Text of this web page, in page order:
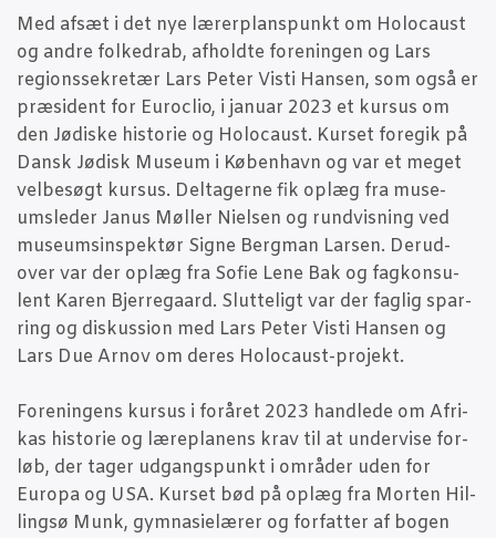
Med afsæt i det nye lærer­plans­punkt om Holo­caust
og andre fol­ked­rab, afhold­te for­e­nin­gen og Lars
regions­se­kre­tær Lars Peter Visti Han­sen, som også er
præ­si­dent for Euro­clio, i janu­ar 2023 et kur­sus om
den Jødi­ske histo­rie og Holo­caust. Kur­set fore­gik på
Dansk Jødisk Muse­um i Køben­havn og var et meget
vel­be­søgt kur­sus. Del­ta­ger­ne fik oplæg fra muse­
ums­le­der Janus Møl­ler Niel­sen og rund­vis­ning ved
muse­ums­in­spek­tør Sig­ne Berg­man Lar­sen. Der­u­d­
over var der oplæg fra Sofie Lene Bak og fag­kon­su­
lent Karen Bjer­re­gaard. Slut­te­ligt var der fag­lig spar­
ring og dis­kus­sion med Lars Peter Visti Han­sen og
Lars Due Arnov om deres Holo­caust-pro­jekt.
For­e­nin­gens kur­sus i for­å­ret 2023 hand­le­de om Afri­
kas histo­rie og lære­pla­nens krav til at under­vi­se for­
løb, der tager udgangs­punkt i områ­der uden for
Euro­pa og USA. Kur­set bød på oplæg fra Mor­ten Hil­
lingsø Munk, gym­na­si­e­læ­rer og for­fat­ter af bogen